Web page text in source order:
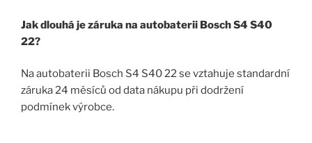
Jak dlouhá je záruka na autobaterii Bosch S4 S40
22?
Na autobaterii Bosch S4 S40 22 se vztahuje standardní
záruka 24 měsíců od data nákupu při dodržení
podmínek výrobce.